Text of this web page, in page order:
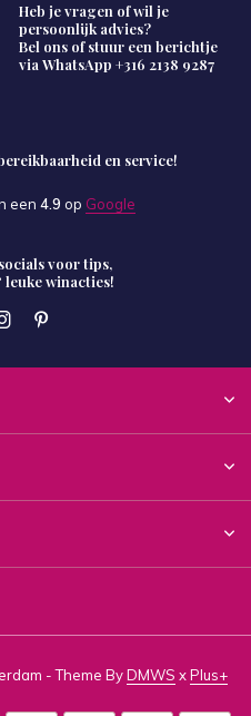
Heb je vragen of wil je
persoonlijk advies?
Bel ons of stuur een berichtje
via WhatsApp +316 2138 9287
en service!
een 4.9 op Google
voor tips,
winacties!
- Theme ByDMWS xPlus+